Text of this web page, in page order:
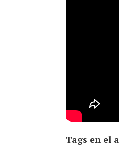
Tags en el